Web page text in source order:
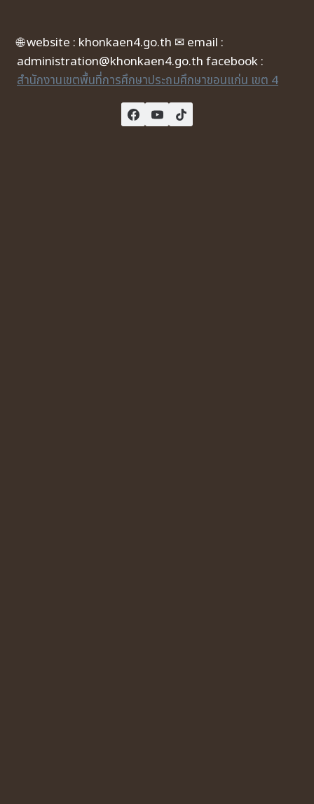
🌐 website : khonkaen4.go.th ✉ email :
administration@khonkaen4.go.th facebook :
สำนักงานเขตพื้นที่การศึกษาประถมศึกษาขอนแก่น เขต 4